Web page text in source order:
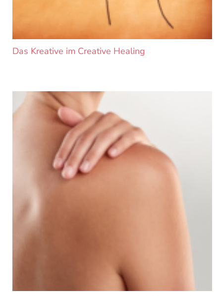
Das Kreative im Creative Healing